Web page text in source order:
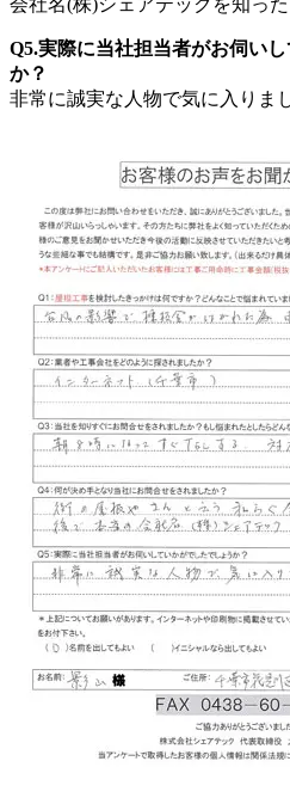
Q5.実際に当社担当者がお伺い
か？
非常に誠実な人物で気に入りま